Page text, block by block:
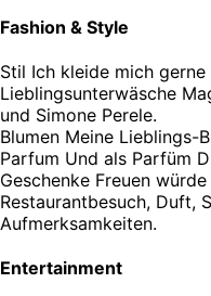
Fashion & Style
Stil Ich kleide mich
Lieblingsunterwäsche
und Simone Perele.
Blumen Meine Lieblings-
Parfum Und als Parfüm
Geschenke Freuen
Restaurantbesuch, Duft,
Aufmerksamkeiten.
Entertainment